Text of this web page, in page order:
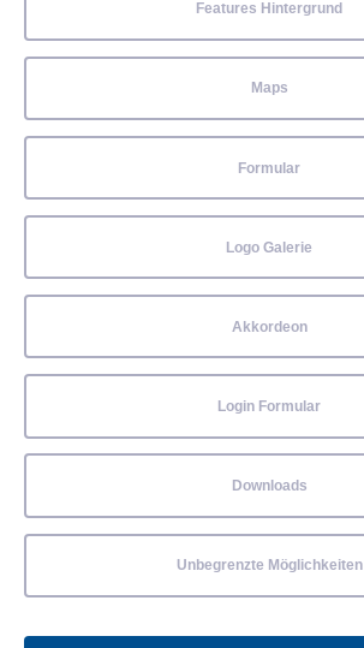
Features Hintergrund
Maps
Formular
Logo Galerie
Akkordeon
Login Formular
Downloads
Unbegrenzte Möglichkeiten